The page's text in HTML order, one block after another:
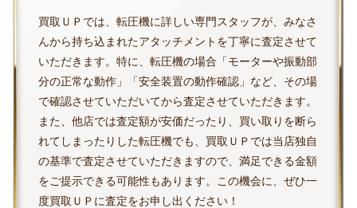
買取ＵＰでは、転圧機に詳しい専門スタッフが、みなさ
んから持ち込まれたアタッチメントを丁寧に査定させて
いただきます。特に、転圧機の場合「モーターや振動部
分の正常な動作」「安全装置の動作確認」など、その場
で確認させていただいてから査定させていただきます。
また、他店では査定額が安価だったり、買い取りを断ら
れてしまったりした転圧機でも、買取ＵＰでは当店独自
の基準で査定させていただきますので、満足できる金額
をご提示できる可能性もあります。この機会に、ぜひ一
度買取ＵＰに査定をお申し出ください！